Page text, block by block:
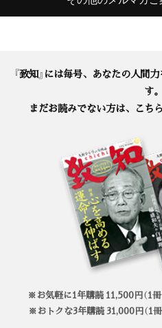
『致知』には毎号、あなたの人間
す。
まだお読みでない方は、こち
※お気軽に1年購読 11,500円（1
※おトクな3年購読 31,000円（1